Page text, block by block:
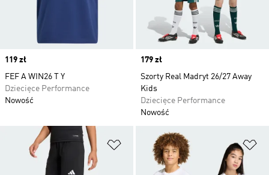
Price
119 zł
FEF A WIN26 T Y
Dziecięce Performance
Nowość
Price
179 zł
Szorty Real Madryt 26/27 Away
Kids
Dziecięce Performance
Nowość
Dodaj do listy życzeń